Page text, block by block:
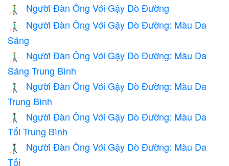
👨‍🦯 Người Đàn Ông Với Gậy Dò Đường
👨🏻‍🦯
Người Đàn Ông Với Gậy Dò Đường: Màu Da
Sáng
👨🏼‍🦯
Người Đàn Ông Với Gậy Dò Đường: Màu Da
Sáng Trung Bình
👨🏽‍🦯
Người Đàn Ông Với Gậy Dò Đường: Màu Da
Trung Bình
👨🏾‍🦯
Người Đàn Ông Với Gậy Dò Đường: Màu Da
Tối Trung Bình
👨🏿‍🦯
Người Đàn Ông Với Gậy Dò Đường: Màu Da
Tối